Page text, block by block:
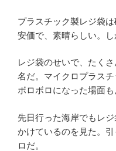
プラスチック製レジ袋
安価で、素晴らしい。し
レジ袋のせいで、たく
名だ。マイクロプラスチ
ボロボロになった場面も
先日行った海岸でもレ
かけているのを見た。
ロだ。